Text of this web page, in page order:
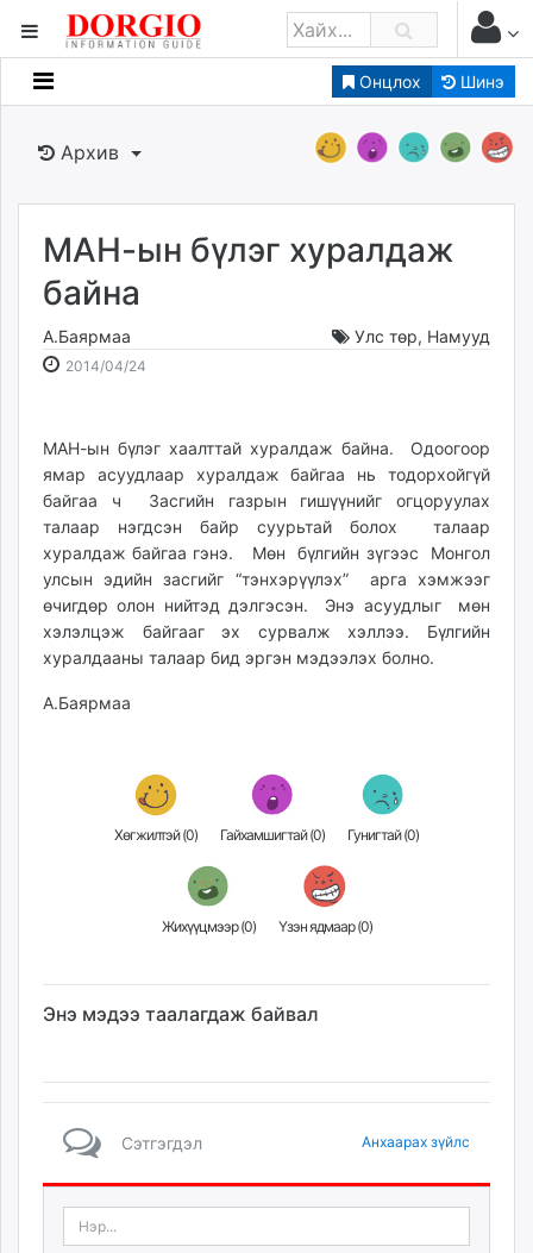
Онцлох Шинэ
Мэдээллийн
Банк санхүү
Бизнес ААН
Төрийн
dorgio.mn
Gogo.mn
Baabar.mn
tovch.mn
ikon.mn
mnb.mn
Livetv.mn
Eguur.mn
24tsag.mn
shuud.mn
shudarga.mn
unuudur.mn
mglradio.com
itoim.mn
tumen.mn
Архив
МАН-ын бүлэг хуралдаж
байна
А.Баярмаа Улс төр, Намууд
2014/04/24
17:58:34
10:23:32
МАН-ын бүлэг хаалттай хуралдаж байна. Одоогоор
ямар асуудлаар хуралдаж байгаа нь тодорхойгүй
байгаа ч Засгийн газрын гишүүнийг огцоруулах
талаар нэгдсэн байр суурьтай болох талаар
хуралдаж байгаа гэнэ. Мөн бүлгийн зүгээс Монгол
улсын эдийн засгийг “тэнхэрүүлэх” арга хэмжээг
өчигдөр олон нийтэд дэлгэсэн. Энэ асуудлыг мөн
хэлэлцэж байгааг эх сурвалж хэллээ. Бүлгийн
хуралдааны талаар бид эргэн мэдээлэх болно.
А.Баярмаа
Хөгжилтэй (0) Гайхамшигтай (0) Гунигтай (0)
Жихүүцмээр (0) Үзэн ядмаар (0)
Энэ мэдээ таалагдаж байвал
Сэтгэгдэл Анхаарах зүйлс